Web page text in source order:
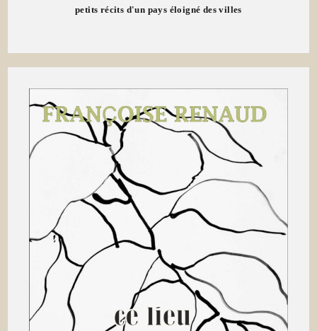
petits récits d'un pays éloigné des villes